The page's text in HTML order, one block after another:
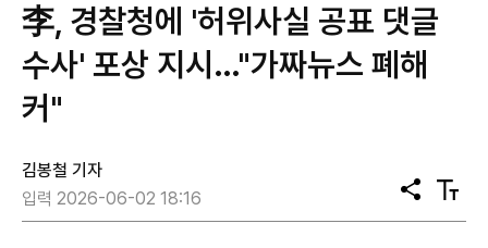
李, 경찰청에 '허위사실 공표 댓글
수사' 포상 지시…"가짜뉴스 폐해
커"
김봉철 기자
입력 2026-06-02 18:16
공
유
텍
스